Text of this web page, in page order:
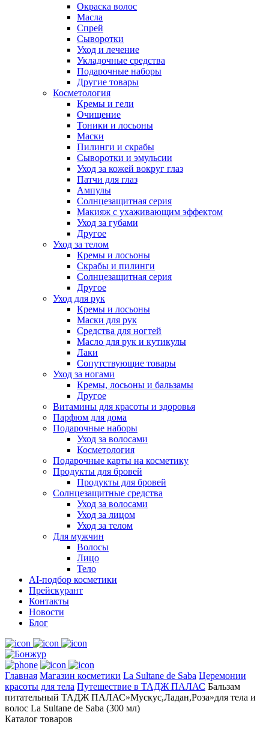
Окраска волос
Масла
Спрей
Сыворотки
Уход и лечение
Укладочные средства
Подарочные наборы
Другие товары
Косметология
Кремы и гели
Очищение
Тоники и лосьоны
Маски
Пилинги и скрабы
Сыворотки и эмульсии
Уход за кожей вокруг глаз
Патчи для глаз
Ампулы
Солнцезащитная серия
Макияж с ухаживающим эффектом
Уход за губами
Другое
Уход за телом
Кремы и лосьоны
Скрабы и пилинги
Солнцезащитная серия
Другое
Уход для рук
Кремы и лосьоны
Маски для рук
Средства для ногтей
Масло для рук и кутикулы
Лаки
Сопутствующие товары
Уход за ногами
Кремы, лосьоны и бальзамы
Другое
Витамины для красоты и здоровья
Парфюм для дома
Подарочные наборы
Уход за волосами
Косметология
Подарочные карты на косметику
Продукты для бровей
Продукты для бровей
Солнцезащитные средства
Уход за волосами
Уход за лицом
Уход за телом
Для мужчин
Волосы
Лицо
Тело
AI-подбор косметики
Прейскурант
Контакты
Новости
Блог
Главная Магазин косметики La Sultane de Saba Церемонии
красоты для тела Путешествие в ТАДЖ ПАЛАС Бальзам
питательный ТАДЖ ПАЛАС»Мускус,Ладан,Роза»для тела и
волос La Sultane de Saba (300 мл)
Каталог товаров